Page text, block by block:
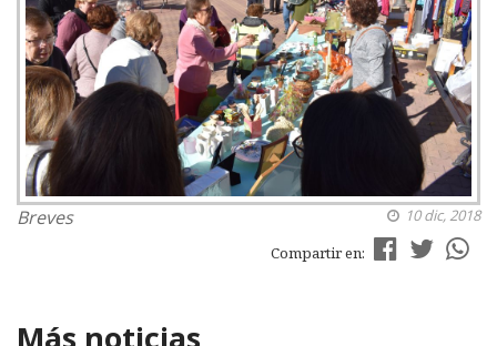
Breves
10 dic, 2018
Compartir en:
Más noticias